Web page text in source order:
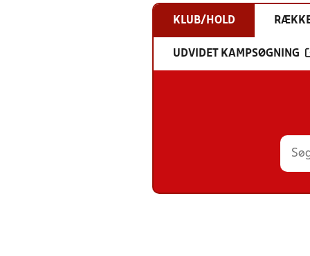
KLUB/HOLD
UDVIDET KAMPSØGNING